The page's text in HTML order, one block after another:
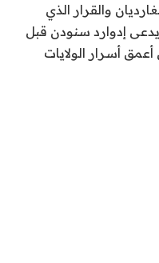
والقرار الذي
إدوارد سنودن قبل
أسرار الولايات